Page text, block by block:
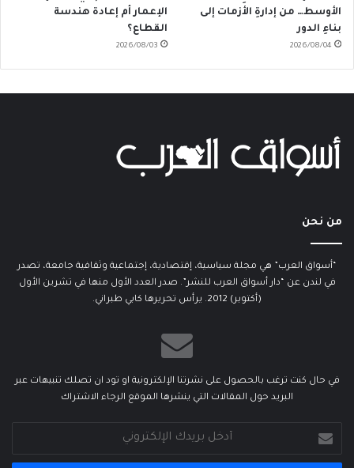
الأوسط… من إدارةِ الأزمات إلى
بناءِ الدور
2026/08/04
الإعمار أم إعادة هندسة
القطاع؟
2026/08/03
من نحن
“أسواق العرب” هي مجلة سياسية، إقتصادية، إجتماعية وثقافية جامعة، تصدر
في لندن عن “دار أسواق العرب للنشر”. صدر العدد الأول منها في تشرين الأول
(أكتوبر) 2012. يرأس تحريرها كابي طبراني.
في حال كنت ترغب بالحصول على نشرتنا الإلكترونية او تود ان تصلك تنبيهات عبر
البريد حول المقالات التي ينشرها الموقع الرجاء الاشتراك
بريدك
الإلكتروني